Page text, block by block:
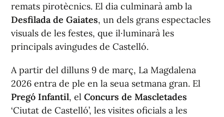
remats pirotècnics. El dia culminarà amb la
Desfilada de Gaiates, un dels grans espectacles
visuals de les festes, que il·luminarà les
principals avingudes de Castelló.
A partir del dilluns 9 de març, La Magdalena
2026 entra de ple en la seua setmana gran. El
Pregó Infantil, el Concurs de Mascletades
‘Ciutat de Castelló’, les visites oficials a les